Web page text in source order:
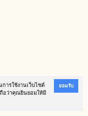
ารใช้งานเว็บไซต์
อว่าคุณยินยอมให้มี
ยอมรับ